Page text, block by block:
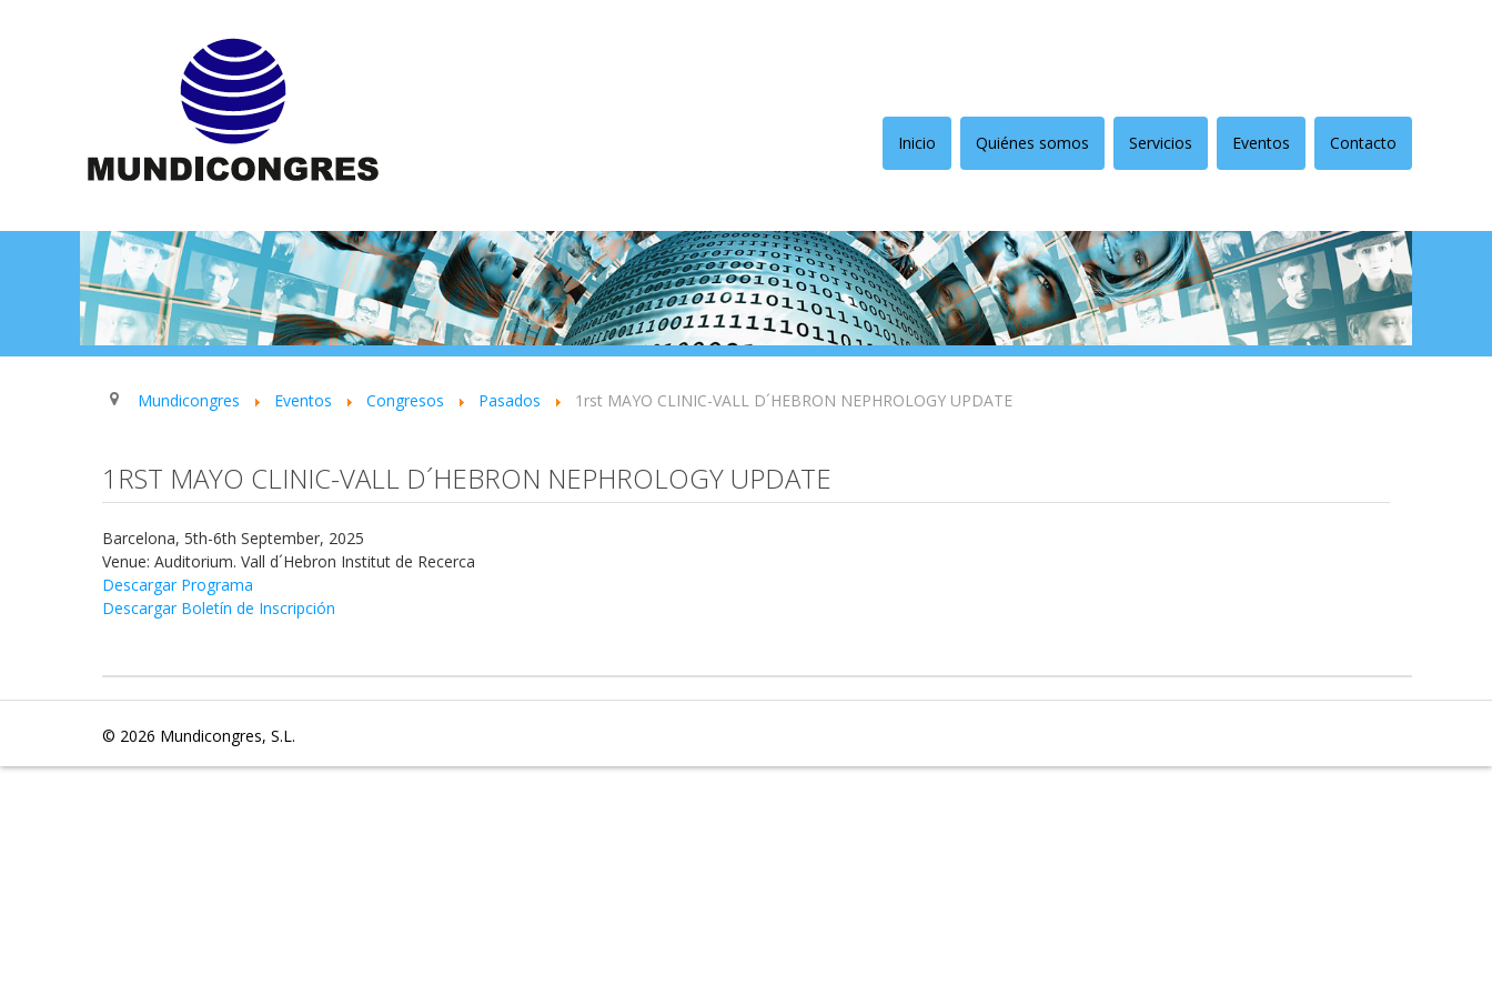
Inicio Quiénes somos Servicios Eventos Contacto
Mundicongres Eventos Congresos Pasados 1rst MAYO CLINIC-VALL D´HEBRON NEPHROLOGY UPDATE
1RST MAYO CLINIC-VALL D´HEBRON NEPHROLOGY UPDATE
Barcelona, 5th-6th September, 2025
Venue: Auditorium. Vall d´Hebron Institut de Recerca
Descargar Programa
Descargar Boletín de Inscripción
© 2026 Mundicongres, S.L.